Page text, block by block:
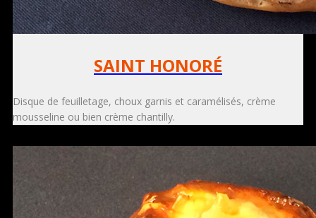
SAINT HONORÉ
Disque de feuilletage, choux garnis et caramélisés, crème
mousseline ou bien crème chantilly.